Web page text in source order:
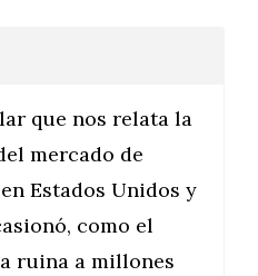
que nos relata la
mercado de
Estados Unidos y
como el
ruina a millones